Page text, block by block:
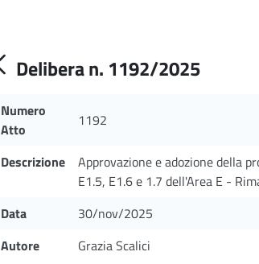
Delibera n. 1192/2025
Numero
Atto
1192
Descrizione
Approvazione e adozione della
E1.5, E1.6 e 1.7 dell'Area E -
Data
30/nov/2025
Autore
Grazia Scalici